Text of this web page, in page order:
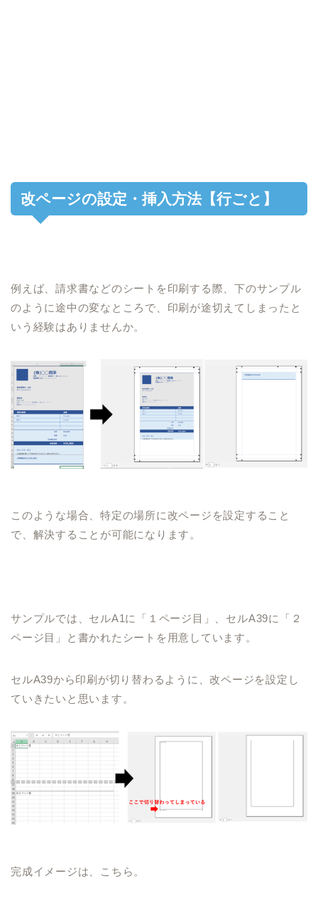
改ページの設定・挿入方法【行ごと】
例えば、請求書などのシートを印刷する際、下のサンプル
のように途中の変なところで、印刷が途切えてしまったと
いう経験はありませんか。
このような場合、特定の場所に改ページを設定すること
で、解決することが可能になります。
サンプルでは、セルA1に「１ページ目」、セルA39に「２
ページ目」と書かれたシートを用意しています。
セルA39から印刷が切り替わるように、改ページを設定し
ていきたいと思います。
完成イメージは、こちら。